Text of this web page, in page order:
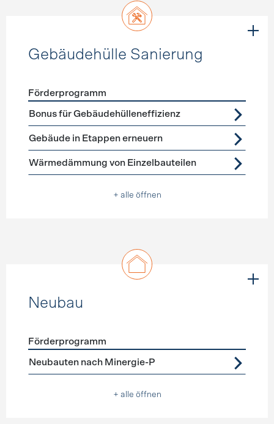
Gebäudehülle Sanierung
Förderprogramme Gebäudehülle Sanierung
Förderprogramm
Bonus für Gebäudehülleneffizienz
Gebäude in Etappen erneuern
Wärmedämmung von Einzelbauteilen
+ alle öffnen
Neubau
Förderprogramme Neubau
Förderprogramm
Neubauten nach Minergie-P
+ alle öffnen